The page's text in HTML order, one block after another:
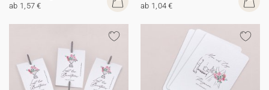
ab 1,57 €
ab 1,04 €